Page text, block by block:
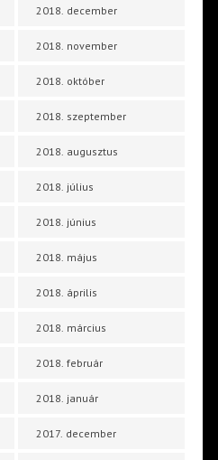
2018. december
2018. november
2018. október
2018. szeptember
2018. augusztus
2018. július
2018. június
2018. május
2018. április
2018. március
2018. február
2018. január
2017. december